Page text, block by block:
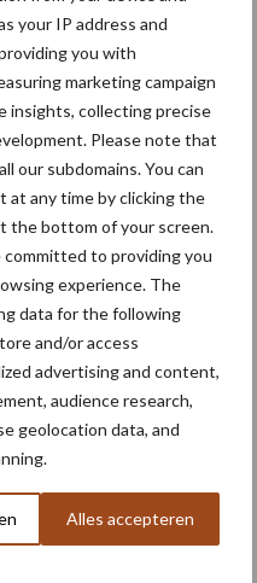
your IP address and
you with
marketing campaign
insights, collecting precise
Please note that
our subdomains. You can
at any time by clicking the
the bottom of your screen.
to providing you
experience. The
data for the following
and/or access
advertising and content,
audience research,
geolocation data, and
Alles accepteren
Partner nieuws
van schijven
aardappelen in
gedragen